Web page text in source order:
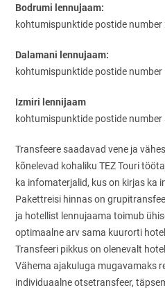
Bodrumi lennujaam:
kohtumispunktide postide
Dalamani lennujaam:
kohtumispunktide postide
Izmiri lennijaam
kohtumispunktide postide number
Transfeere saadavad vene ja
kõnelevad kohaliku TEZ Touri
ka infomaterjalid, kus on kirjas ka
Pakettreisi hinnas on
ja hotellist lennujaama toimub
optimaalne arv sama kuurorti
Transfeeri pikkus on olenevalt
Vähema ajakuluga mugavamaks
individuaalne otsetransfeer,